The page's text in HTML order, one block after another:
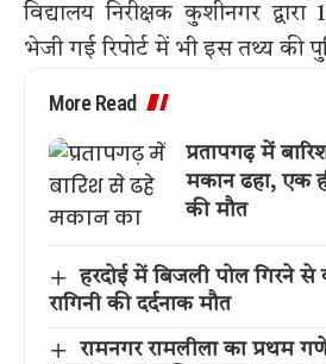
विद्यालय निरीक्षक कुशीनगर
भेजी गई रिपोर्ट में भी इस तथ्य की
More Read
प्रतापगढ़ में
मकान ढहा, एक
की मौत
हरदोई में बिजली पोल गिरने से
रागिनी की दर्दनाक मौत
रामनगर रामलीला का प्रथम